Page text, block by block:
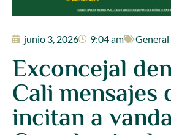
junio 3, 2026 9:04 am General
Exconcejal
Cali mensajes
incitan a